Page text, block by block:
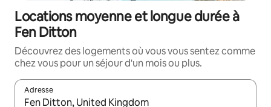
Locations moyenne et longue durée à
Fen Ditton
Découvrez des logements où vous vous sentez comme
chez vous pour un séjour d'un mois ou plus.
Adresse
Lorsque les résultats s'affichent, utilisez les flèches vers le